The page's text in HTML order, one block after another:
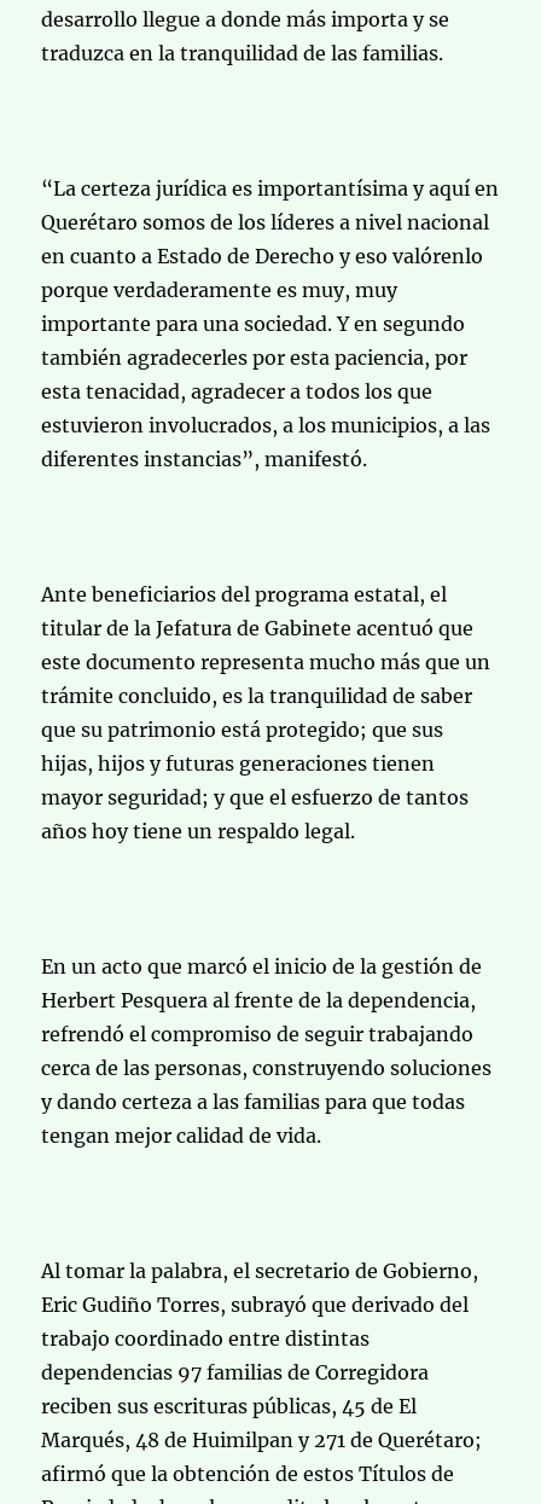
desarrollo llegue a donde más importa y se
traduzca en la tranquilidad de las familias.
“La certeza jurídica es importantísima y aquí en
Querétaro somos de los líderes a nivel nacional
en cuanto a Estado de Derecho y eso valórenlo
porque verdaderamente es muy, muy
importante para una sociedad. Y en segundo
también agradecerles por esta paciencia, por
esta tenacidad, agradecer a todos los que
estuvieron involucrados, a los municipios, a las
diferentes instancias”, manifestó.
Ante beneficiarios del programa estatal, el
titular de la Jefatura de Gabinete acentuó que
este documento representa mucho más que un
trámite concluido, es la tranquilidad de saber
que su patrimonio está protegido; que sus
hijas, hijos y futuras generaciones tienen
mayor seguridad; y que el esfuerzo de tantos
años hoy tiene un respaldo legal.
En un acto que marcó el inicio de la gestión de
Herbert Pesquera al frente de la dependencia,
refrendó el compromiso de seguir trabajando
cerca de las personas, construyendo soluciones
y dando certeza a las familias para que todas
tengan mejor calidad de vida.
Al tomar la palabra, el secretario de Gobierno,
Eric Gudiño Torres, subrayó que derivado del
trabajo coordinado entre distintas
dependencias 97 familias de Corregidora
reciben sus escrituras públicas, 45 de El
Marqués, 48 de Huimilpan y 271 de Querétaro;
afirmó que la obtención de estos Títulos de